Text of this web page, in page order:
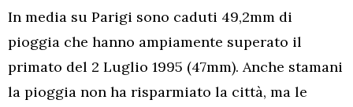
In media su Parigi sono caduti 49,2mm di
pioggia che hanno ampiamente superato il
primato del 2 Luglio 1995 (47mm). Anche stamani
la pioggia non ha risparmiato la città, ma le